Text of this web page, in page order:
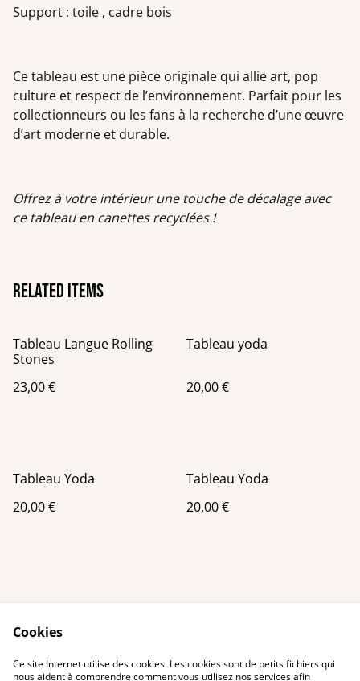
Support : toile , cadre bois
Ce tableau est une pièce originale qui allie art, pop
culture et respect de l’environnement. Parfait pour les
collectionneurs ou les fans à la recherche d’une œuvre
d’art moderne et durable.
Offrez à votre intérieur une touche de décalage avec
ce tableau en canettes recyclées !
Related items
Tableau Langue Rolling
Stones
23,00 €
Tableau yoda
20,00 €
Tableau Yoda
20,00 €
Tableau Yoda
20,00 €
Contact Us
Legal Terms
Privacy Policy
Cookie Policy
Cookies
Ce site Internet utilise des cookies. Les cookies sont de petits fichiers qui
nous aident à comprendre comment vous utilisez nos services afin